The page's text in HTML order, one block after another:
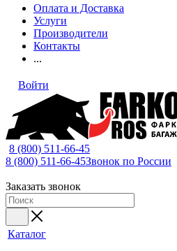
Оплата и Доставка
Услуги
Производители
Контакты
...
Войти
8 (800) 511-66-45
8 (800) 511-66-45Звонок по России
Заказать звонок
Каталог